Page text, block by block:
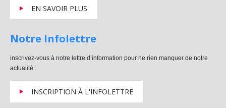
EN SAVOIR PLUS
Notre Infolettre
inscrivez-vous à notre lettre d’information pour ne rien manquer de notre
actualité :
INSCRIPTION À L'INFOLETTRE